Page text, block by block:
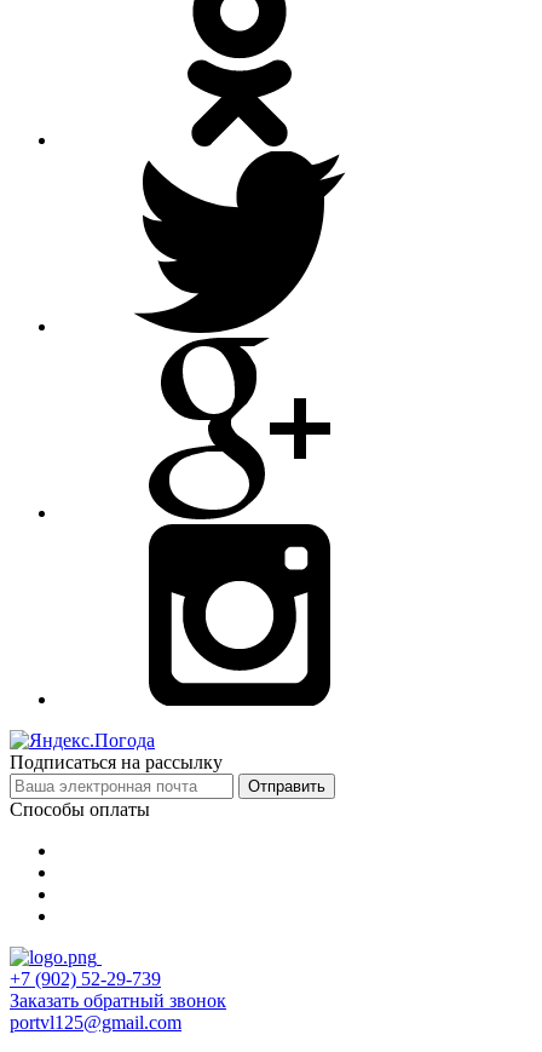
Подписаться на рассылку
Отправить
Способы оплаты
+7 (902) 52-29-739
Заказать обратный звонок
portvl125@gmail.com